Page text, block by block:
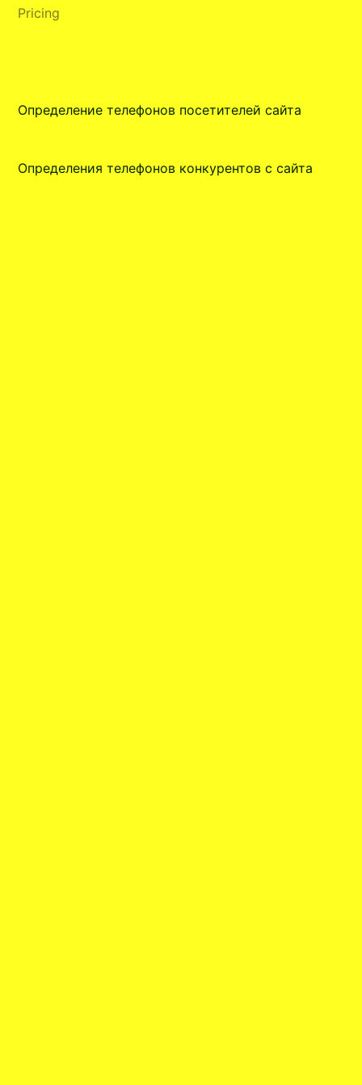
Pricing
Определение телефонов посетителей сайта
Определения телефонов конкурентов с сайта